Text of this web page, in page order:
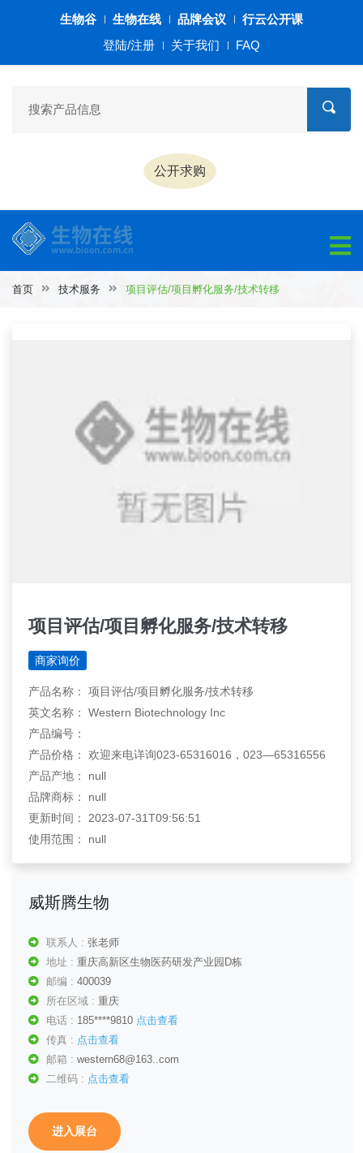
生物谷 生物在线 品牌会议
行云公开课
登陆/注册
关于我们 FAQ
公开求购
首页 技术服务 项目评估/项目孵化服务/技术转移
项目评估/项目孵化服务/技术转移
商家询价
产品名称： 项目评估/项目孵化服务/技术转移
英文名称： Western Biotechnology Inc
产品编号：
产品价格： 欢迎来电详询023-65316016，023—65316556
产品产地： null
品牌商标： null
更新时间： 2023-07-31T09:56:51
使用范围： null
威斯腾生物
联系人 : 张老师
地址 : 重庆高新区生物医药研发产业园D栋
邮编 : 400039
所在区域 : 重庆
电话 : 185****9810 点击查看
传真 : 点击查看
邮箱 : western68@163..com
二维码 : 点击查看
进入展台